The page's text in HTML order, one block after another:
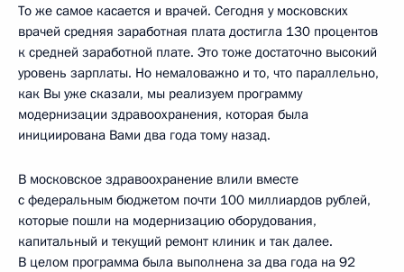
То же самое касается и врачей. Сегодня у московских
врачей средняя заработная плата достигла 130 процентов
к средней заработной плате. Это тоже достаточно высокий
уровень зарплаты. Но немаловажно и то, что параллельно,
как Вы уже сказали, мы реализуем программу
модернизации здравоохранения, которая была
инициирована Вами два года тому назад.
В московское здравоохранение влили вместе
с федеральным бюджетом почти 100 миллиардов рублей,
которые пошли на модернизацию оборудования,
капитальный и текущий ремонт клиник и так далее.
В целом программа была выполнена за два года на 92